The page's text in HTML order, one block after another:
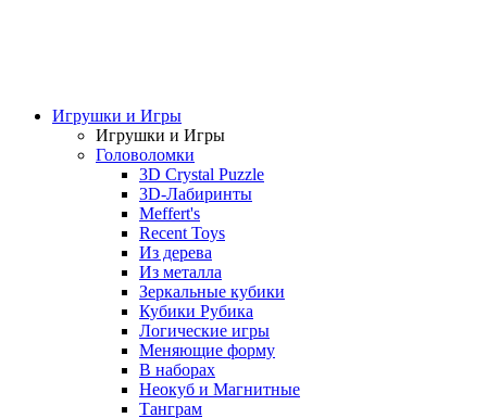
Игрушки и Игры
Игрушки и Игры
Головоломки
3D Crystal Puzzle
3D-Лабиринты
Meffert's
Recent Toys
Из дерева
Из металла
Зеркальные кубики
Кубики Рубика
Логические игры
Меняющие форму
В наборах
Неокуб и Магнитные
Танграм